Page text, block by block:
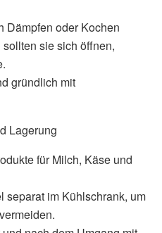
Dämpfen oder Kochen
sie sich öffnen,
gründlich mit
Lagerung
für Milch, Käse und
separat im Kühlschrank, um